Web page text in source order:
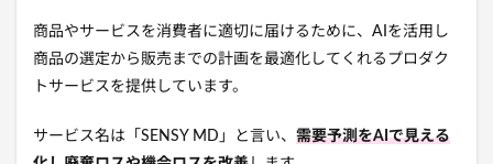
商品やサービスを消費者に適切に届けるために、AIを活用し
商品の選定から販売までの計画を最適化してくれる プロダク
トサービスを提供しています。
サービス名は「SENSY MD」と言い、 需要予測をAIで見える